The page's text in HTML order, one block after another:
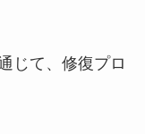
じて、修復プロ